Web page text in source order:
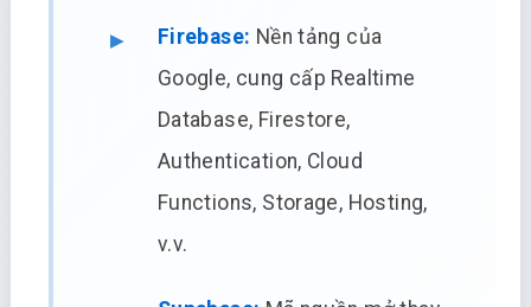
Firebase: Nền tảng của
Google, cung cấp Realtime
Database, Firestore,
Authentication, Cloud
Functions, Storage, Hosting,
v.v.